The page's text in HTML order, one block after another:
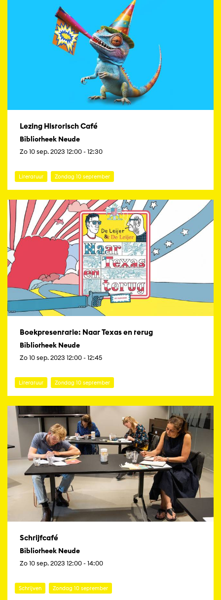
Lezing Historisch Café
Bibliotheek Neude
Zo 10 sep. 2023 12:00 - 12:30
Literatuur Zondag 10 september
Boekpresentatie: Naar Texas en terug
Bibliotheek Neude
Zo 10 sep. 2023 12:00 - 12:45
Literatuur Zondag 10 september
Schrijfcafé
Bibliotheek Neude
Zo 10 sep. 2023 12:00 - 14:00
Schrijven Zondag 10 september